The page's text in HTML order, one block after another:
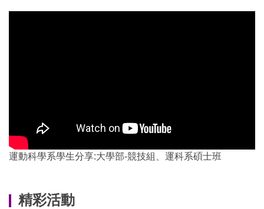
運動科學系學生分享:大學部-競技組、運科系碩士班
精彩活動